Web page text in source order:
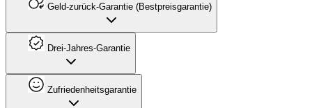
Geld-zurück-Garantie (Bestpreisgarantie)
Drei-Jahres-Garantie
Zufriedenheitsgarantie